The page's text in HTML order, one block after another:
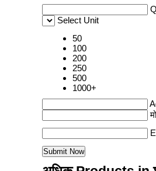
Select Unit
50
100
200
250
500
1000+